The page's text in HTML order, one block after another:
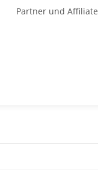
Partner und Affiliate